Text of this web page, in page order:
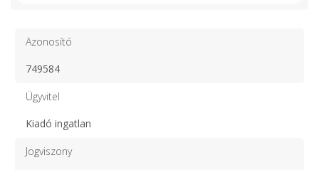
Azonosító
749584
Ügyvitel
Kiadó ingatlan
Jogviszony